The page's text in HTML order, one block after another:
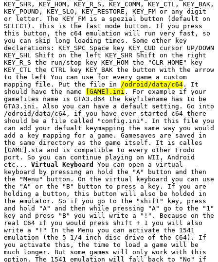
KEY_SHR, KEY_HOM, KEY_R_S, KEY_COMM, KEY_CTL, KEY_BAK,
KEY_POUND, KEY_SLO, KEY_RESTORE, KEY_FM or any digit
or letter. The KEY_FM is a spezial button (default on
SELECT). This is the fast mode button. If you press
this button, the c64 emulation will run very fast, so
you can skip long loading times. Some other key
declarations: KEY_SPC Space key KEY_CUD cursor UP/DOWN
KEY_SHL Shift on the left KEY_SHR Shift on the right
KEY_R_S the run/stop key KEY_HOM the "CLR HOME" key
KEY_CTL the CTRL key KEY_BAK the button with the arrow
to the left You can use for every game a custom
mapping file. Put the file in /odroid/data/c64 . It
should have the name
[GAME].ini . For example if your
gamefiles name is GTA3.d64 the keyfilename has to be
GTA3.ini. Also you can have a default setting. Go into
/odroid/data/c64, if you have ever started c64 there
should be a file called "config.ini". In this file you
can add your defualt keymapping the same way you would
add a key mapping for a game. Gamesaves are saved in
the same directory as the game itself. It is calles
[GAME].sta and is compatible to every other Frodo
port. So you can continue playing on WII, Android
etc... Virtual Keyboard
You can open a virtual
keyboard by pressing an hold the "A" button and then
the "Menu" button. On the virtual keyboard you can use
the "A" or the "B" button to press a key. If you are
holding a button, this button will also be holded in
the emulator. So if you go to the "shift" key, press
and hold "A" and then while pressing "A" go to the "1"
key and press "B" you will write a "!". Because on the
real C64 if you would press shift + 1 you will also
write a "!" In the Menu you can activate the 1541
emulation (the 5 1/4 inch disc drive of the C64). If
you activate this, the time to load a game will be
much longer. But some games will only work with this
option. The 1541 emulation will fall back to "No" if